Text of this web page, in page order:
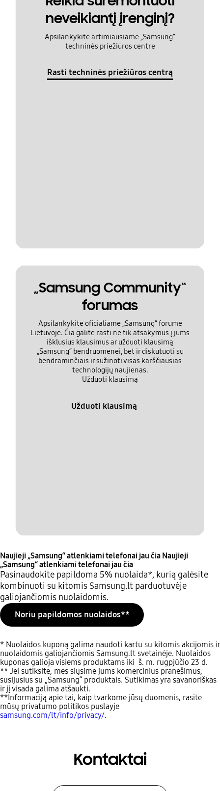
neveikiantį įrenginį?
Apsilankykite artimiausiame „Samsung“
techninės priežiūros centre
Rasti techninės priežiūros centrą
„Samsung Community“
forumas
Apsilankykite oficialiame „Samsung“ forume
Lietuvoje. Čia galite rasti ne tik atsakymus į jums
išklusius klausimus ar užduoti klausimą
„Samsung“ bendruomenei, bet ir diskutuoti su
bendraminčiais ir sužinoti visas karščiausias
technologijų naujienas.
Užduoti klausimą
Užduoti klausimą
Naujieji „Samsung“ atlenkiami telefonai jau čia Naujieji
„Samsung“ atlenkiami telefonai jau čia
Pasinaudokite papildoma 5% nuolaida*, kurią galėsite
kombinuoti su kitomis Samsung.lt parduotuvėje
galiojančiomis nuolaidomis.
Noriu papildomos nuolaidos**
* Nuolaidos kuponą galima naudoti kartu su kitomis akcijomis ir
nuolaidomis galiojančiomis Samsung.lt svetainėje. Nuolaidos
kuponas galioja visiems produktams iki š. m. rugpjūčio 23 d.
** Jei sutiksite, mes siųsime jums komercinius pranešimus,
susijusius su „Samsung“ produktais. Sutikimas yra savanoriškas
ir jį visada galima atšaukti.
**Informaciją apie tai, kaip tvarkome jūsų duomenis, rasite
mūsų privatumo politikos puslayje
samsung.com/lt/info/privacy/.
Kontaktai